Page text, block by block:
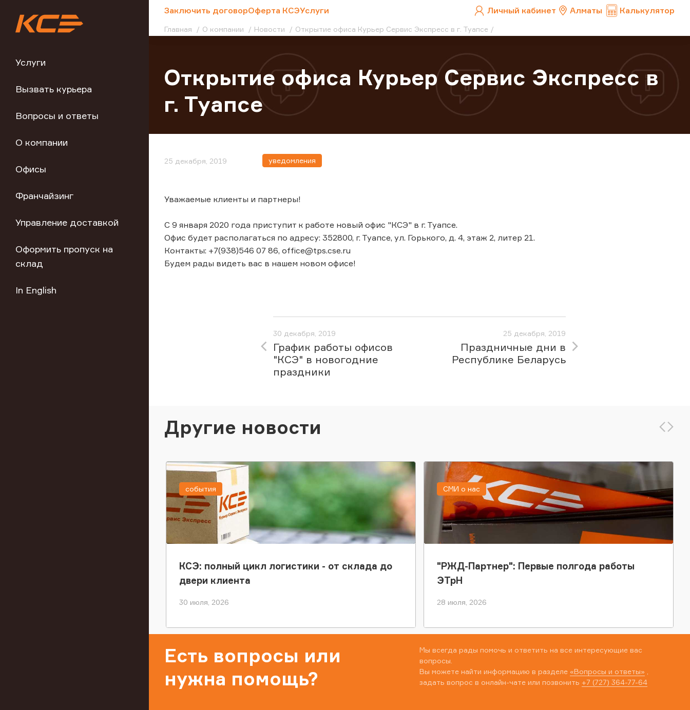
Услуги
Вызвать курьера
Вопросы и ответы
О компании
Офисы
Франчайзинг
Управление доставкой
Оформить пропуск на
склад
In English
Заключить договорОферта КСЭУслуги Личный кабинет Алматы Калькулятор
Главная О компании Новости Открытие офиса Курьер Сервис Экспресс в г. Туапсе
Открытие офиса Курьер Сервис Экспресс в
г. Туапсе
25 декабря, 2019 уведомления
Уважаемые клиенты и партнеры!
С 9 января 2020 года приступит к работе новый офис "КСЭ" в г. Туапсе.
Офис будет располагаться по адресу: 352800, г. Туапсе, ул. Горького, д. 4, этаж 2, литер 21.
Контакты: +7(938)546 07 86, office@tps.cse.ru
Будем рады видеть вас в нашем новом офисе!
30 декабря, 2019
График работы офисов
"КСЭ" в новогодние
праздники
25 декабря, 2019
Праздничные дни в
Республике Беларусь
Другие новости
КСЭ: полный цикл логистики - от склада до
двери клиента
30 июля, 2026
события
"РЖД-Партнер": Первые полгода работы
ЭТрН
28 июля, 2026
СМИ о нас
Есть вопросы или
нужна помощь?
Мы всегда рады помочь и ответить на все интересующие вас
вопросы.
Вы можете найти информацию в разделе «Вопросы и ответы»
задать вопрос в онлайн-чате или позвонить +7 (727) 364-77-64